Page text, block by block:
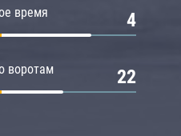
время 4
воротам 22